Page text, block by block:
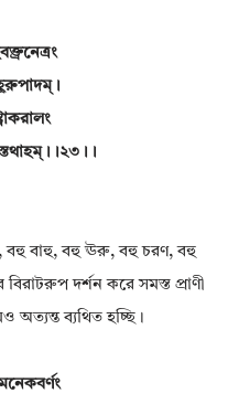
বহু বাহু, বহু ঊরু, বহু চরণ, বহু
দর্শন করে সমস্ত প্রাণী
অত্যন্ত ব্যথিত হচ্ছি।